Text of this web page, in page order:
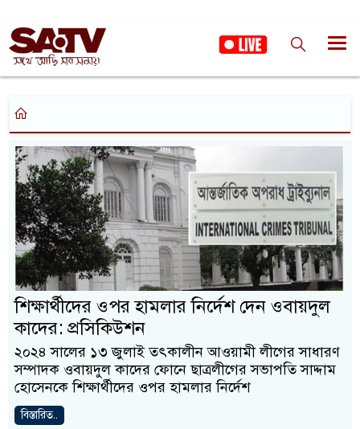
শিক্ষার্থীদের ওপর হামলার নির্দেশ দেন ওবায়দুল
কাদের: প্রসিকিউশন
২০২৪ সালের ১৩ জুলাই তৎকালীন আওয়ামী লীগের সাধারণ
সম্পাদক ওবায়দুল কাদের ফোনে ছাত্রলীগের সভাপতি সাদ্দাম
হোসেনকে শিক্ষার্থীদের ওপর হামলার নির্দেশ
বিস্তারিত..